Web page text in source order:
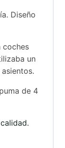
Diseño
coches
un
de 4